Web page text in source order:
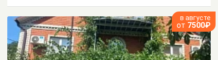
в августе
от 7500₽